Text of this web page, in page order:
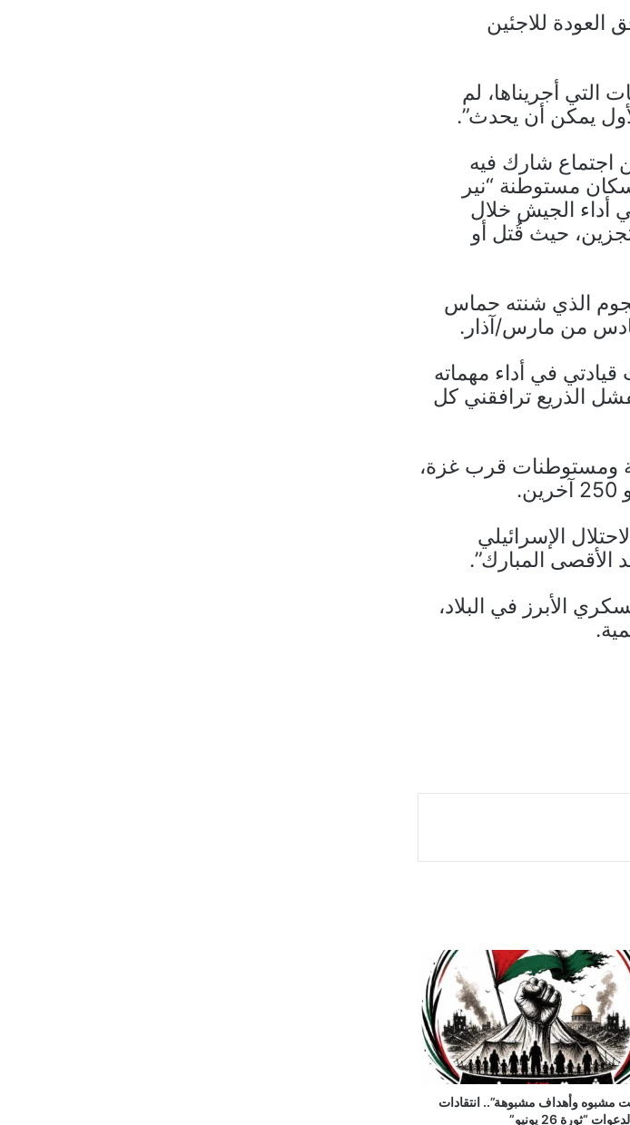
العودة للاجئين
التي أجريناها، لم
اجتماع شارك فيه
سكان مستوطنة “نير
أداء الجيش خلال
حيث قُتل أو
الذي شنته حماس
من مارس/آذار.
في أداء مهماته
الذريع ترافقني كل
عسكرية ومستوطنات قرب غزة،
الإسرائيلي
المبارك”.
الأبرز في البلاد،
مشبوه وأهداف مشبوهة”.. انتقادات
“ثورة 26 يونيو”